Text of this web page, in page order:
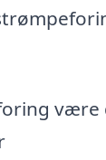
være